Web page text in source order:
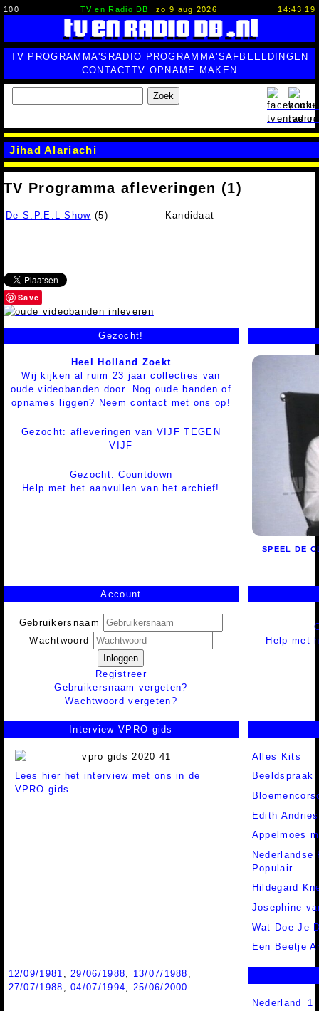
100 TV en Radio DB zo 9 aug 2026 14:43:20
TV PROGRAMMA'S RADIO PROGRAMMA'SAFBEELDINGEN
CONTACTTV OPNAME MAKEN
Zoek
Jihad Alariachi
TV Programma afleveringen (1)
De S.P.E.L Show (5) Kandidaat
Save
Gezocht!
Heel Holland Zoekt
Wij kijken al ruim 23 jaar collecties van
oude videobanden door. Nog oude banden of
opnames liggen? Neem contact met ons op!
Gezocht: afleveringen van VIJF TEGEN
VIJF
Gezocht: Countdown
Help met het aanvullen van het archief!
SPEEL DE
Account
Gebruikersnaam
Wachtwoord
Inloggen
Registreer
Gebruikersnaam vergeten?
Wachtwoord vergeten?
Help met
Interview VPRO gids
Lees hier het interview met ons in de
VPRO gids.
Alles Kits
Beeldspraak
Edith
Appelmoes
Populair
Hildegard
Josephine
Wat Doe Je
Een Beetje
12/09/1981 ,29/06/1988, 13/07/1988 ,
27/07/1988 ,04/07/1994, 25/06/2000
Nederland